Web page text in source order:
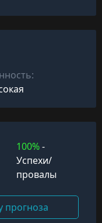
100%-
Успехи/
провалы
прогноза